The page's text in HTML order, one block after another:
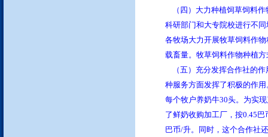
（四）大力种植饲草饲料
科研部门和大专院校进行不
各牧场大力开展牧草饲料作
载畜量。牧草饲料作物种植
（五）充分发挥合作社的
种服务方面发挥了积极的作
每个牧户养奶牛30头。为实
了鲜奶收购加工厂，按0.45
巴币/升。同时，这个合作社